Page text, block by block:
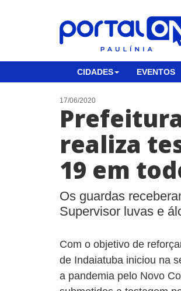
CIDADES EVENTOS
17/06/2020
realiza
19 em
Os guardas
Supervisor luvas e
Com o objetivo de
de Indaiatuba iniciou na
a pandemia pelo Novo